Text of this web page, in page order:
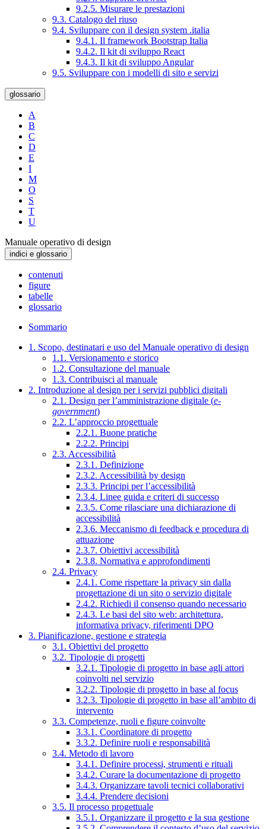
9.2.5. Misurare le prestazioni
9.3. Catalogo del riuso
9.4. Sviluppare con il design system .italia
9.4.1. Il framework Bootstrap Italia
9.4.2. Il kit di sviluppo React
9.4.3. Il kit di sviluppo Angular
9.5. Sviluppare con i modelli di sito e servizi
glossario
A
B
C
D
E
I
M
O
S
T
U
Manuale operativo di design
indici e glossario
contenuti
figure
tabelle
glossario
Sommario
1. Scopo, destinatari e uso del Manuale operativo di design
1.1. Versionamento e storico
1.2. Consultazione del manuale
1.3. Contribuisci al manuale
2. Introduzione al design per i servizi pubblici digitali
2.1. Design per l’amministrazione digitale (e-
government)
2.2. L’approccio progettuale
2.2.1. Buone pratiche
2.2.2. Principi
2.3. Accessibilità
2.3.1. Definizione
2.3.2. Accessibilità by design
2.3.3. Principi per l’accessibilità
2.3.4. Linee guida e criteri di successo
2.3.5. Come rilasciare una dichiarazione di
accessibilità
2.3.6. Meccanismo di feedback e procedura di
attuazione
2.3.7. Obiettivi accessibilità
2.3.8. Normativa e approfondimenti
2.4. Privacy
2.4.1. Come rispettare la privacy sin dalla
progettazione di un sito o servizio digitale
2.4.2. Richiedi il consenso quando necessario
2.4.3. Le basi del sito web: architettura,
informativa privacy, riferimenti DPO
3. Pianificazione, gestione e strategia
3.1. Obiettivi del progetto
3.2. Tipologie di progetti
3.2.1. Tipologie di progetto in base agli attori
coinvolti nel servizio
3.2.2. Tipologie di progetto in base al focus
3.2.3. Tipologie di progetto in base all’ambito di
intervento
3.3. Competenze, ruoli e figure coinvolte
3.3.1. Coordinatore di progetto
3.3.2. Definire ruoli e responsabilità
3.4. Metodo di lavoro
3.4.1. Definire processi, strumenti e rituali
3.4.2. Curare la documentazione di progetto
3.4.3. Organizzare tavoli tecnici collaborativi
3.4.4. Prendere decisioni
3.5. Il processo progettuale
3.5.1. Organizzare il progetto e la sua gestione